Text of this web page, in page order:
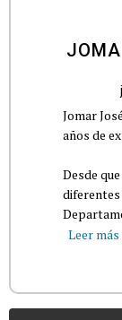
Jomar
años de
Desde
diferentes
Leer más